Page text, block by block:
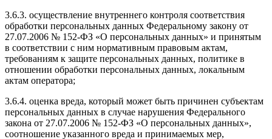
3.6.3. осуществление внутреннего контроля соответствия
обработки персональных данных Федеральному закону от
27.07.2006 № 152-ФЗ «О персональных данных» и принятым
в соответствии с ним нормативным правовым актам,
требованиям к защите персональных данных, политике в
отношении обработки персональных данных, локальным
актам оператора;
3.6.4. оценка вреда, который может быть причинен субъектам
персональных данных в случае нарушения Федерального
закона от 27.07.2006 № 152-ФЗ «О персональных данных»,
соотношение указанного вреда и принимаемых мер,